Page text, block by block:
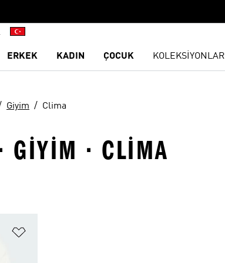
ERKEK KADIN ÇOCUK KOLEKSİYONLAR
Giyim Clima
GIYIM · CLIMA